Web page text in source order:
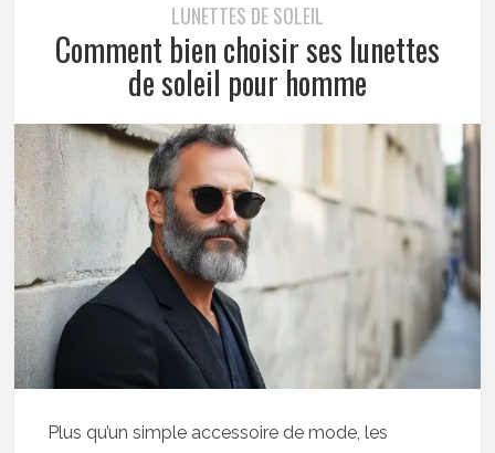
LUNETTES DE SOLEIL
Comment bien choisir ses lunettes
de soleil pour homme
Plus qu’un simple accessoire de mode, les